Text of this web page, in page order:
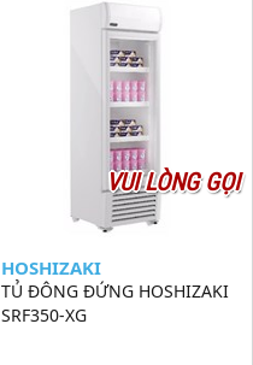
VUI LÒNG GỌI
HOSHIZAKI
TỦ ĐÔNG ĐỨNG HOSHIZAKI
SRF350-XG